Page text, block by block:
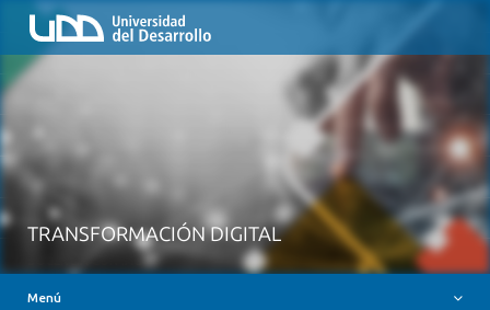
TRANSFORMACIÓN DIGITAL
Menú
Inicio
QUIÉNES SOMOS
MESA AYUDA CANVAS
INSIGNIAS DIGITALES